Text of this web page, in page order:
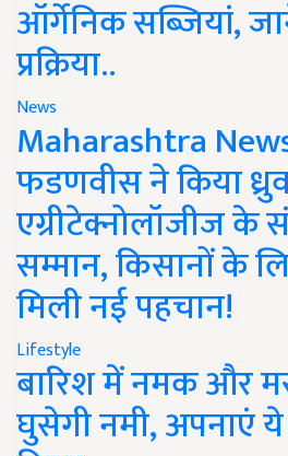
ऑर्गेनिक सब्जियां,
प्रक्रिया..
News
Maharashtra
फडणवीस ने किया
एग्रीटेक्नोलॉजीज के
सम्मान, किसानों के
मिली नई पहचान!
Lifestyle
बारिश में नमक और
घुसेगी नमी, अपनाएं